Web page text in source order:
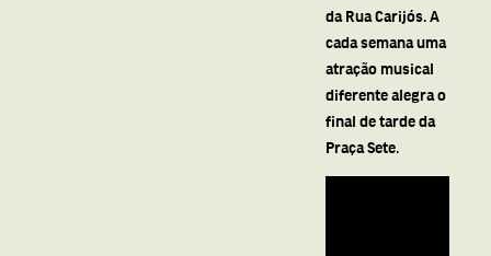
da Rua Carijós. A
cada semana uma
atração musical
diferente alegra o
final de tarde da
Praça Sete.